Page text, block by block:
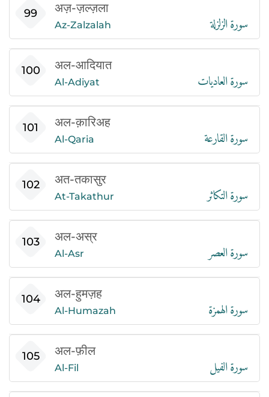
99 अज़-ज़ल्ज़ला
Az-Zalzalah سورة الزلزلة
100 अल-आदियात
Al-Adiyat سورة العاديات
101 अल-क़ारिअह
Al-Qaria سورة القارعة
102 अत-तकासुर
At-Takathur سورة التكاثر
103 अल-अस्र
Al-Asr سورة العصر
104 अल-हुमज़ह
Al-Humazah سورة الهمزة
105 अल-फ़ील
Al-Fil سورة الفيل